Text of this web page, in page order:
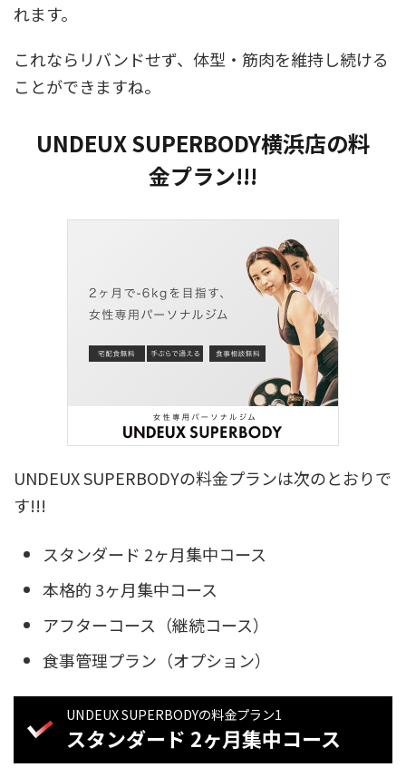
れます。
これならリバンドせず、体型・筋肉を維持し続ける
ことができますね。
UNDEUX SUPERBODY横浜店の料
金プラン!!!
UNDEUX SUPERBODYの料金プランは次のとおりで
す!!!
スタンダード 2ヶ月集中コース
本格的 3ヶ月集中コース
アフターコース（継続コース）
食事管理プラン（オプション）
UNDEUX SUPERBODYの料金プラン1
スタンダード 2ヶ月集中コース